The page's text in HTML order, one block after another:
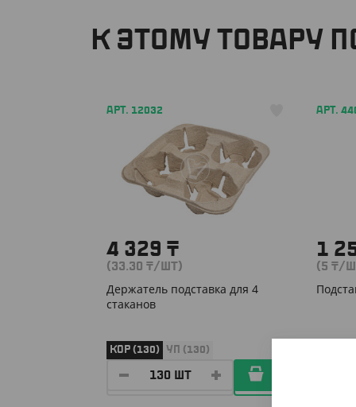
К ЭТОМУ ТОВАРУ
АРТ. 12032
4 329 ₸
(33.30 ₸/ШТ)
Держатель подставка для 4
стаканов
КОР (130) УП (130)
АРТ.
1
(5 ₸/